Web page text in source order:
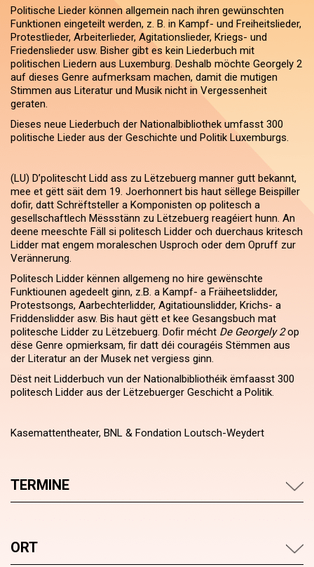
Politische Lieder können allgemein nach ihren gewünschten
Funktionen eingeteilt werden, z. B. in Kampf- und Freiheitslieder,
Protestlieder, Arbeiterlieder, Agitationslieder, Kriegs- und
Friedenslieder usw. Bisher gibt es kein Liederbuch mit
politischen Liedern aus Luxemburg. Deshalb möchte Georgely 2
auf dieses Genre aufmerksam machen, damit die mutigen
Stimmen aus Literatur und Musik nicht in Vergessenheit
geraten.
Dieses neue Liederbuch der Nationalbibliothek umfasst 300
politische Lieder aus der Geschichte und Politik Luxemburgs.
(LU) D’politescht Lidd ass zu Lëtzebuerg manner gutt bekannt,
mee et gëtt säit dem 19. Joer­honnert bis haut sëllege Beispiller
doﬁr, datt Schrëft­steller a Komponisten op politesch a
gesellschaftlech Mëss­stänn zu Lëtzebuerg reagéiert hunn. An
deene meeschte Fäll si politesch Lidder och duerchaus kritesch
Lidder mat engem moraleschen Usproch oder dem Opruff zur
Verännerung.
Politesch Lidder kënnen allgemeng no hire gewënschte
Funktiounen agedeelt ginn, z.B. a Kampf- a Fräiheets­lidder,
Protest­songs, Aarbechter­lidder, Agitatiouns­lidder, Krichs- a
Friddens­lidder asw. Bis haut gëtt et kee Gesangs­buch mat
politesche Lidder zu Lëtzebuerg. Doﬁr mécht De Georgely 2op
dëse Genre opmierksam, ﬁr datt déi couragéis Stëmmen aus
der Literatur an der Musek net vergiess ginn.
Dëst neit Lidder­buch vun der National­bibliothéik ëmfaasst 300
politesch Lidder aus der Lëtzebuerger Geschicht a Politik.
Kasemattentheater, BNL & Fondation Loutsch-Weydert
TERMINE
ORT